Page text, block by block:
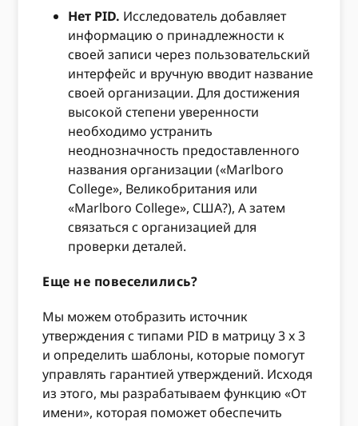
Нет PID. Исследователь добавляет
информацию о принадлежности к
своей записи через пользовательский
интерфейс и вручную вводит название
своей организации. Для достижения
высокой степени уверенности
необходимо устранить
неоднозначность предоставленного
названия организации («Marlboro
College», Великобритания или
«Marlboro College», США?), А затем
связаться с организацией для
проверки деталей.
Еще не повеселились?
Мы можем отобразить источник
утверждения с типами PID в матрицу 3 x 3
и определить шаблоны, которые помогут
управлять гарантией утверждений. Исходя
из этого, мы разрабатываем функцию «От
имени», которая поможет обеспечить